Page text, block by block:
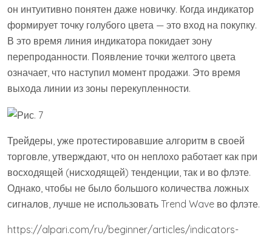
он интуитивно понятен даже новичку. Когда индикатор
формирует точку голубого цвета — это вход на покупку.
В это время линия индикатора покидает зону
перепроданности. Появление точки желтого цвета
означает, что наступил момент продажи. Это время
выхода линии из зоны перекупленности.
Трейдеры, уже протестировавшие алгоритм в своей
торговле, утверждают, что он неплохо работает как при
восходящей (нисходящей) тенденции, так и во флэте.
Однако, чтобы не было большого количества ложных
сигналов, лучше не использовать Trend Wave во флэте.
https://alpari.com/ru/beginner/articles/indicators-